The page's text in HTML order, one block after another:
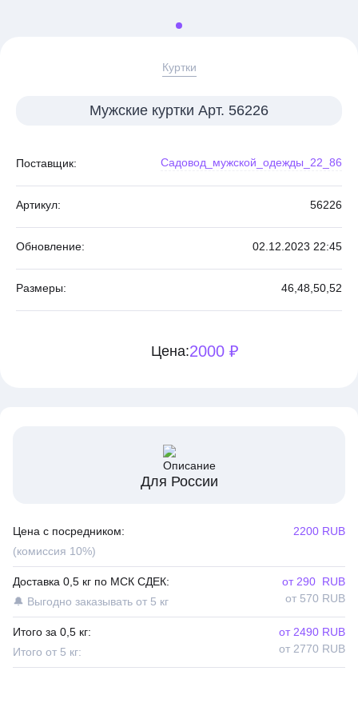
Куртки
Мужские куртки Арт. 56226
Поставщик: Садовод_мужской_одежды_22_86
Артикул: 56226
Обновление: 02.12.2023 22:45
Размеры: 46, 48, 50, 52
Цена:2000 ₽
Для России
Цена с посредником:
(комиссия 10%)
2200 RUB
Доставка 0,5 кг по МСК СДЕК:
🔔 Выгодно заказывать от 5 кг
от 290 RUB
от 570 RUB
Итого за 0,5 кг:
Итого от 5 кг:
от 2490 RUB
от 2770 RUB